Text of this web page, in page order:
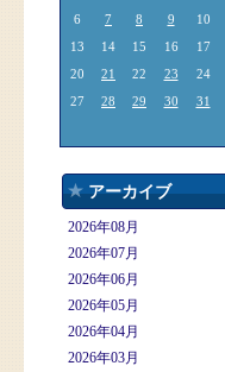
6
7 8 9 10
13
14 15 16 17
20
21 22 23 24
27
28 29 30 31
アーカイブ
2026年08月
2026年07月
2026年06月
2026年05月
2026年04月
2026年03月